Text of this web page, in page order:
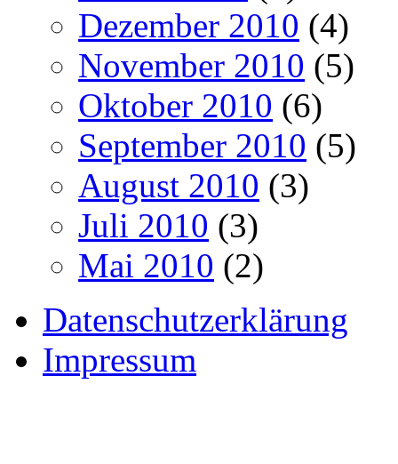
Dezember 2010 (4)
November 2010 (5)
Oktober 2010 (6)
September 2010 (5)
August 2010 (3)
Juli 2010 (3)
Mai 2010 (2)
Datenschutzerklärung
Impressum